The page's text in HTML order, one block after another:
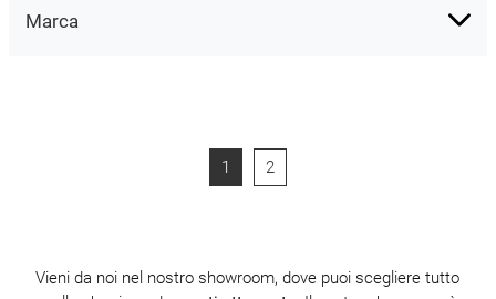
Marca
1 2
Vieni da noi nel nostro showroom, dove puoi scegliere tutto